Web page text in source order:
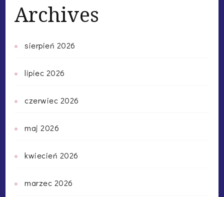
Archives
sierpień 2026
lipiec 2026
czerwiec 2026
maj 2026
kwiecień 2026
marzec 2026